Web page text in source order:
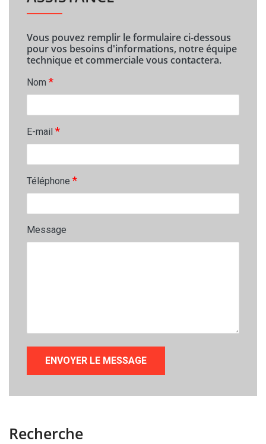
Vous pouvez remplir le formulaire ci-dessous
pour vos besoins d'informations, notre équipe
technique et commerciale vous contactera.
Nom *
E-mail *
Téléphone *
Message
Recherche